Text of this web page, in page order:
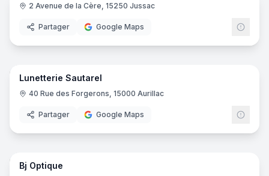
Opticien
2 Avenue de la Cère, 15250 Jussac
Partager Google Maps
Opticien
7
Lunetterie Sautarel
40 Rue des Forgerons, 15000 Aurillac
Partager Google Maps
Opticien
9
Bj Optique